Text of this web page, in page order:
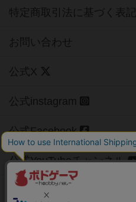
特定商取引法に基づく表記
お問い合わせ
公式X
公式instagram
公式Facebook
公式YouTubeチャンネル